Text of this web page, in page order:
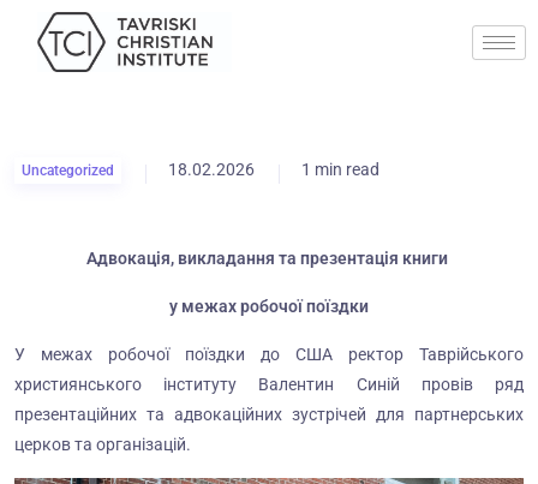
Uncategorized 18.02.2026 1 min read
Адвокація, викладання та презентація книги
у межах робочої поїздки
У межах робочої поїздки до США ректор Таврійського
християнського інституту Валентин Синій провів ряд
презентаційних та адвокаційних зустрічей для партнерських
церков та організацій.